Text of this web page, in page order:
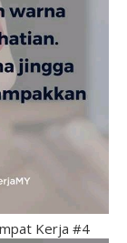
Kerja #4